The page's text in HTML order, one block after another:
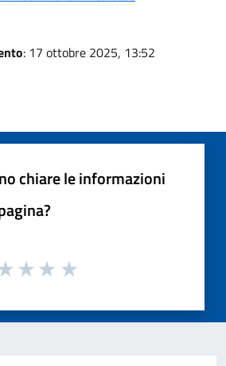
: 17 ottobre 2025, 13:52
chiare le informazioni